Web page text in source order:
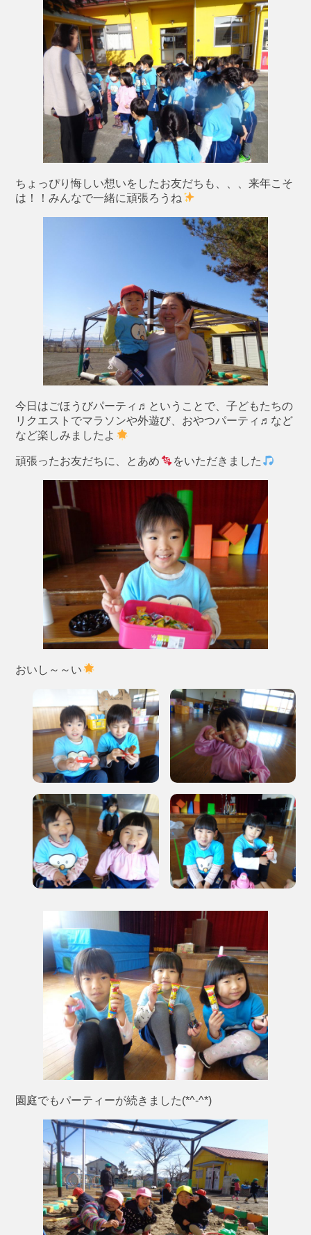
ちょっぴり悔しい想いをしたお友だちも、、、来年こそ
は！！みんなで一緒に頑張ろうね
今日はごほうびパーティ♬ということで、子どもたちの
リクエストでマラソンや外遊び、おやつパーティ♬など
など楽しみましたよ
頑張ったお友だちに、とあめ をいただきました
おいし～～い
園庭でもパーティーが続きました(*^-^*)